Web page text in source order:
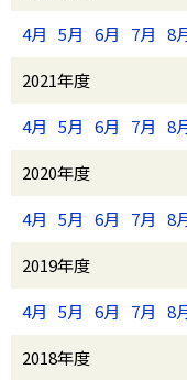
4月 5月 6月 7月 8
2021年度
4月 5月 6月 7月 8
2020年度
4月 5月 6月 7月 8
2019年度
4月 5月 6月 7月 8
2018年度